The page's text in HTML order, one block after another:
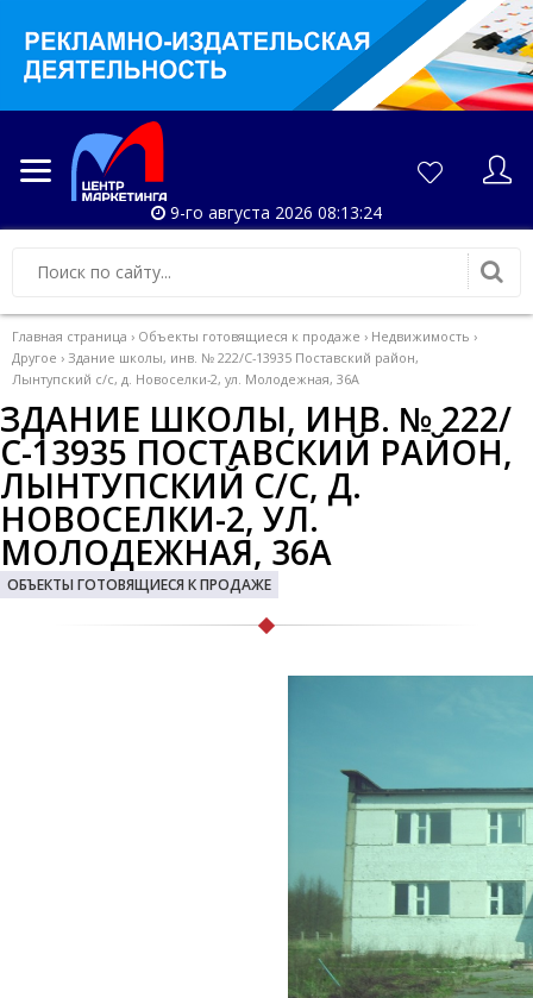
9-го августа 2026 08:13:24
Главная страница › Объекты готовящиеся к продаже › Недвижимость ›
Другое › Здание школы, инв. № 222/С-13935 Поставский район,
Лынтупский с/с, д. Новоселки-2, ул. Молодежная, 36А
ЗДАНИЕ ШКОЛЫ, ИНВ. № 222/
С-13935 ПОСТАВСКИЙ РАЙОН,
ЛЫНТУПСКИЙ С/С, Д.
НОВОСЕЛКИ-2, УЛ.
МОЛОДЕЖНАЯ, 36А
ОБЪЕКТЫ ГОТОВЯЩИЕСЯ К ПРОДАЖЕ